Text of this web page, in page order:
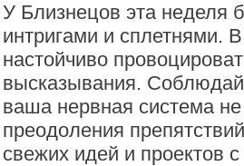
У Близнецов эта неделя
интригами и сплетнями.
настойчиво
высказывания.
ваша нервная система
преодоления
свежих идей и проектов